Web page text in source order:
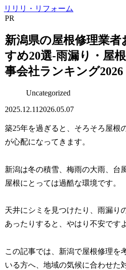
リリリ・リフォーム
PR
新潟県の屋根修理業者
すめ20選-雨漏り・屋
事会社ランキング2026
Uncategorized
2025.12.11 2026.05.07
築25年を過ぎると、そろそろ屋根
が心配になってきます。
新潟は冬の積雪、梅雨の大雨、台
屋根にとっては過酷な環境です。
天井にシミを見つけたり、雨漏り
あったりすると、やはり不安です
この記事では、新潟で屋根修理を
いる方へ、地域の気候に合わせた